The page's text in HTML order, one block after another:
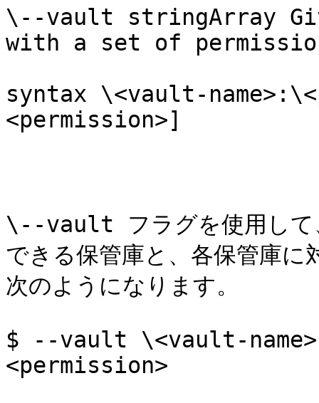
\--vault stringArray
with a set of
syntax \<vault-
<permission>]
\--vault フラグを使用して
できる保管庫と、各保管庫に
次のようになります。
$ --vault \<vault-
<permission>